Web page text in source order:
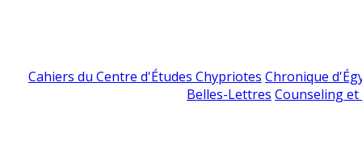
Cahiers du Centre d'Études Chypriotes Chronique
Belles-Lettres Counseling